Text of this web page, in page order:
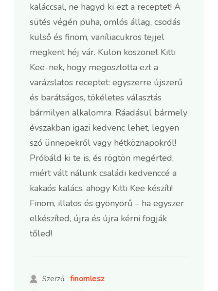
kaláccsal, ne hagyd ki ezt a receptet! A
sütés végén puha, omlós állag, csodás
külső és finom, vaníliacukros tejjel
megkent héj vár. Külön köszönet Kitti
Kee-nek, hogy megosztotta ezt a
varázslatos receptet: egyszerre újszerű
és barátságos, tökéletes választás
bármilyen alkalomra. Ráadásul bármely
évszakban igazi kedvenc lehet, legyen
szó ünnepekről vagy hétköznapokról!
Próbáld ki te is, és rögtön megérted,
miért vált nálunk családi kedvenccé a
kakaós kalács, ahogy Kitti Kee készíti!
Finom, illatos és gyönyörű – ha egyszer
elkészíted, újra és újra kérni fogják
tőled!
Szerző: finomlesz